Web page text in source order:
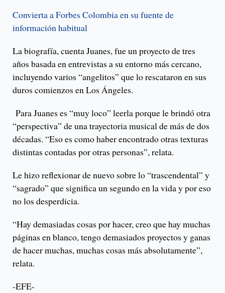
Convierta a Forbes Colombia en su fuente de
información habitual
La biografía, cuenta Juanes, fue un proyecto de tres
años basada en entrevistas a su entorno más cercano,
incluyendo varios “angelitos” que lo rescataron en sus
duros comienzos en Los Ángeles.
Para Juanes es “muy loco” leerla porque le brindó otra
“perspectiva” de una trayectoria musical de más de dos
décadas. “Eso es como haber encontrado otras texturas
distintas contadas por otras personas”, relata.
Le hizo reflexionar de nuevo sobre lo “trascendental” y
“sagrado” que significa un segundo en la vida y por eso
no los desperdicia.
“Hay demasiadas cosas por hacer, creo que hay muchas
páginas en blanco, tengo demasiados proyectos y ganas
de hacer muchas, muchas cosas más absolutamente”,
relata.
-EFE-